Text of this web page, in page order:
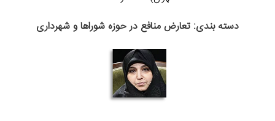
دسته بندی: تعارض منافع در حوزه شوراها و شهرداری